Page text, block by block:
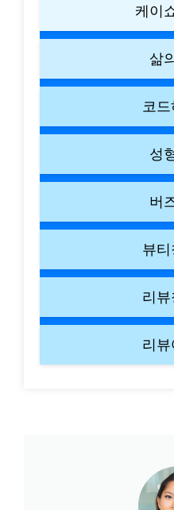
케이
삶
코
성
버
뷰
리
리